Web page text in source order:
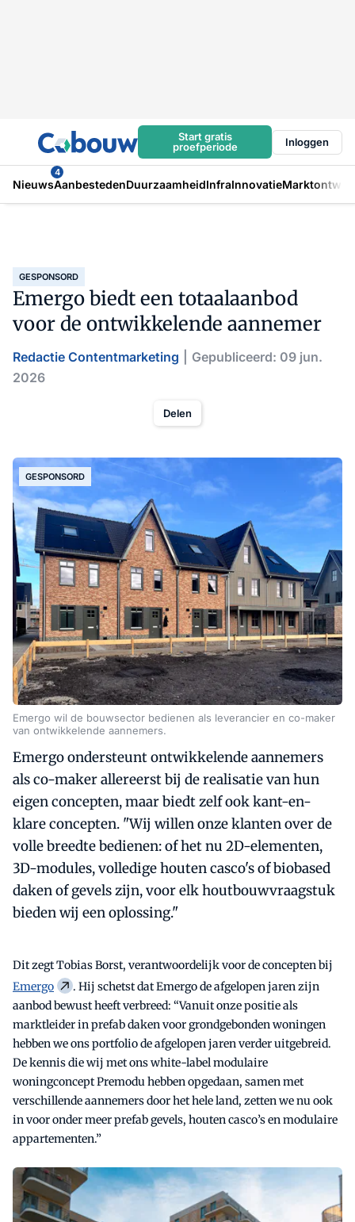
Start gratis
proefperiode
Inloggen
Nieuws
4
AanbestedenDuurzaamheidInfraInnovatie
GESPONSORD
Emergo biedt een totaalaanbod
voor de ontwikkelende aannemer
Redactie Contentmarketing
Gepubliceerd: 09 jun.
2026
Delen
GESPONSORD
Emergo wil de bouwsector bedienen als leverancier en co-maker
van ontwikkelende aannemers.
Emergo ondersteunt ontwikkelende aannemers
als co-maker allereerst bij de realisatie van hun
eigen concepten, maar biedt zelf ook kant-en-
klare concepten. "Wij willen onze klanten over de
volle breedte bedienen: of het nu 2D-elementen,
3D-modules, volledige houten casco's of biobased
daken of gevels zijn, voor elk houtbouwvraagstuk
bieden wij een oplossing."
Dit zegt Tobias Borst, verantwoordelijk voor de concepten bij
Emergo
. Hij schetst dat Emergo de afgelopen jaren zijn
aanbod bewust heeft verbreed: “Vanuit onze positie als
marktleider in prefab daken voor grondgebonden woningen
hebben we ons portfolio de afgelopen jaren verder uitgebreid.
De kennis die wij met ons white-label modulaire
woningconcept Premodu hebben opgedaan, samen met
verschillende aannemers door het hele land, zetten we nu ook
in voor onder meer prefab gevels, houten casco’s en modulaire
appartementen.”